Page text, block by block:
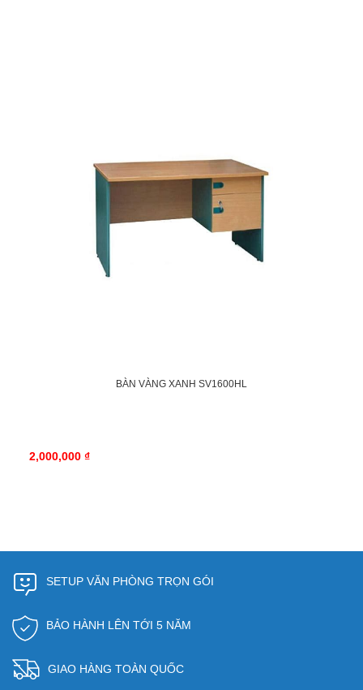
BÀN VÀNG XANH SV1600HL
2,000,000 ₫
SETUP VĂN PHÒNG TRỌN GÓI
BẢO HÀNH LÊN TỚI 5 NĂM
GIAO HÀNG TOÀN QUỐC